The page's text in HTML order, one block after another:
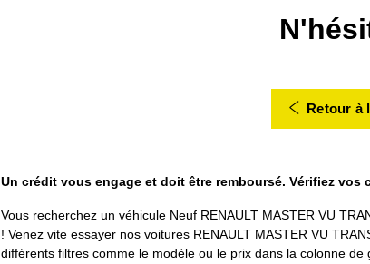
Retour à
Un crédit vous engage et doit être remboursé. Vérifiez
Vous recherchez un véhicule Neuf RENAULT MASTER VU
! Venez vite essayer nos voitures RENAULT MASTER VU
différents filtres comme le modèle ou le prix dans la colonne